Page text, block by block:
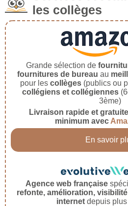
les collèges
Grande sélection de
fournitures de bureau au
pour les collèges (publics ou
collégiens et collégiennes
3ème)
Livraison rapide et
minimum avec
En savoir
Agence web française
refonte, amélioration,
internet depuis